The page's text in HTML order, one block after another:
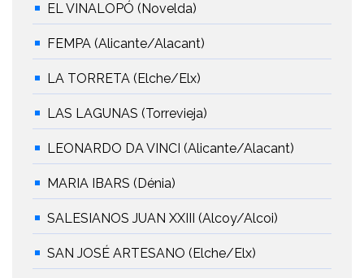
EL VINALOPÓ (Novelda)
FEMPA (Alicante/Alacant)
LA TORRETA (Elche/Elx)
LAS LAGUNAS (Torrevieja)
LEONARDO DA VINCI (Alicante/Alacant)
MARIA IBARS (Dénia)
SALESIANOS JUAN XXIII (Alcoy/Alcoi)
SAN JOSÉ ARTESANO (Elche/Elx)